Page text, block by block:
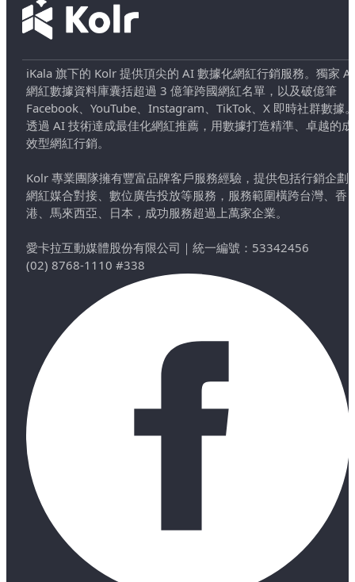
iKala 旗下的 Kolr 提供頂尖的 AI 數據化網紅行銷服務。獨家 AI
網紅數據資料庫囊括超過 3 億筆跨國網紅名單，以及破億筆
Facebook、YouTube、Instagram、TikTok、X 即時社群數據
透過 AI 技術達成最佳化網紅推薦，用數據打造精準、卓越的成
效型網紅行銷。
Kolr 專業團隊擁有豐富品牌客戶服務經驗，提供包括行銷企劃
網紅媒合對接、數位廣告投放等服務，服務範圍橫跨台灣、香
港、馬來西亞、日本，成功服務超過上萬家企業。
愛卡拉互動媒體股份有限公司 ｜ 統一編號：53342456
(02) 8768-1110 #338